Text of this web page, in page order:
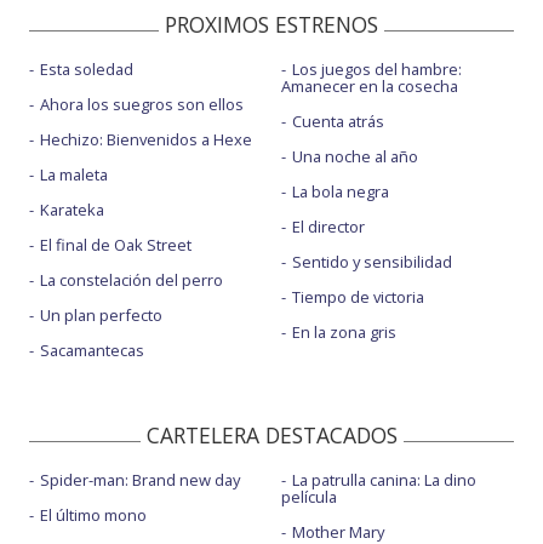
PROXIMOS ESTRENOS
Esta soledad
Ahora los suegros son ellos
Hechizo: Bienvenidos a Hexe
La maleta
Karateka
El final de Oak Street
La constelación del perro
Un plan perfecto
Sacamantecas
Los juegos del hambre:
Amanecer en la cosecha
Cuenta atrás
Una noche al año
La bola negra
El director
Sentido y sensibilidad
Tiempo de victoria
En la zona gris
CARTELERA DESTACADOS
Spider-man: Brand new day
El último mono
La patrulla canina: La dino
película
Mother Mary